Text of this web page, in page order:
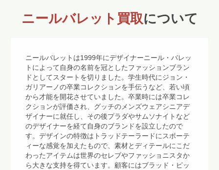
ニールバレット買取について
ニールバレットは1999年にデザイナーニール・バレッ
トによって自身の名前を冠としたファッションブラン
ドとしてスタートを切りました。学生時代にジョン・
ガリアーノの卒業コレクションを手伝うなど、若い頃
から才能を開花させていました。卒業時には卒業コレ
クションが評価され、グッチのメンズウェアシニアデ
ザイナーに就任し、その後プラダやサムソナイトなど
のデザイナーを経て自身のブランドを設立したので
す。デザインの特徴はトラッドテーラードにスポーテ
ィーな感覚を加えたもので、素材とディテールにこだ
わったアイテムは世界のセレブやファッショニスタか
ら大きな支持を得ています。顧客にはブラッド・ピッ